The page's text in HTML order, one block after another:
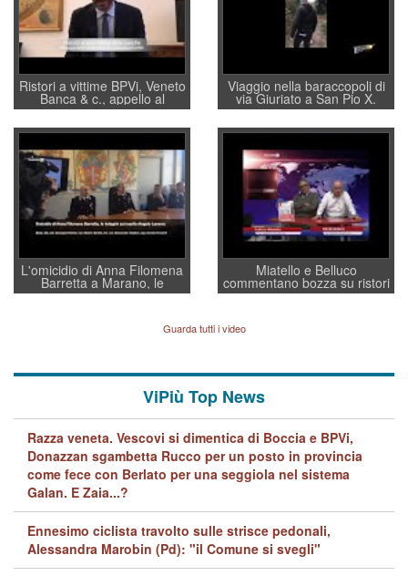
Ristori a vittime BPVi, Veneto
Banca & c., appello al
sottosegretario Alessio
Villarosa: per mettere ordine
convochi con Di Maio CNCU
a supporto della cabina di
regia al Mef
Viaggio nella baraccopoli di
via Giuriato a San Pio X.
Vicenza ai Vicentini: “faremo
un regalo di Natale ai
residenti”
L'omicidio di Anna Filomena
Barretta a Marano, le
indagini dei carabinieri di
quelle di... Barbara D'Urso
Miatello e Belluco
commentano bozza su ristori
BPVi e Veneto Banca
Guarda tutti i video
ViPiù Top News
Razza veneta. Vescovi si dimentica di Boccia e BPVi,
Donazzan sgambetta Rucco per un posto in provincia
come fece con Berlato per una seggiola nel sistema
Galan. E Zaia...?
Ennesimo ciclista travolto sulle strisce pedonali,
Alessandra Marobin (Pd): "il Comune si svegli"